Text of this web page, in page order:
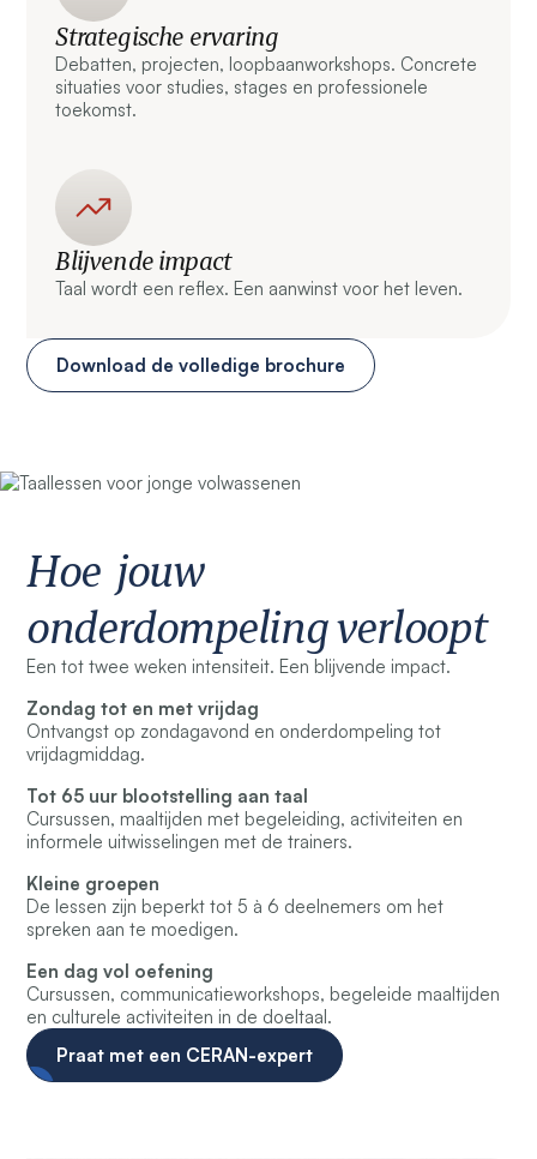
Strategische ervaring
Debatten, projecten, loopbaanworkshops. Concrete
situaties voor studies, stages en professionele
toekomst.
Blijvende impact
Taal wordt een reflex. Een aanwinst voor het leven.
Download de volledige brochure
Hoe jouw
onderdompeling verloopt
Een tot twee weken intensiteit. Een blijvende impact.
Zondag tot en met vrijdag
Ontvangst op zondagavond en onderdompeling tot
vrijdagmiddag.
Tot 65 uur blootstelling aan taal
Cursussen, maaltijden met begeleiding, activiteiten en
informele uitwisselingen met de trainers.
Kleine groepen
De lessen zijn beperkt tot 5 à 6 deelnemers om het
spreken aan te moedigen.
Een dag vol oefening
Cursussen, communicatieworkshops, begeleide maaltijden
en culturele activiteiten in de doeltaal.
Praat met een CERAN-expert